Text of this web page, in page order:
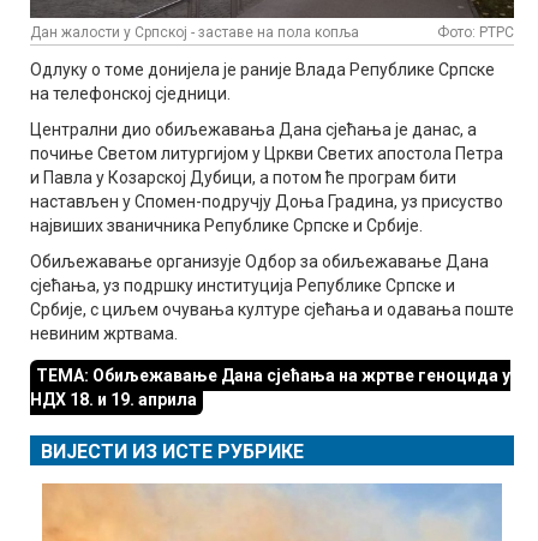
Дан жалости у Српској - заставе на пола копља Фото: РТРС
Одлуку о томе донијела је раније Влада Републике Српске
на телефонској сједници.
Централни дио обиљежавања Дана сјећања је данас, а
почиње Светом литургијом у Цркви Светих апостола Петра
и Павла у Козарској Дубици, а потом ће програм бити
настављен у Спомен-подручју Доња Градина, уз присуство
највиших званичника Републике Српске и Србије.
Обиљежавање организује Одбор за обиљежавање Дана
сјећања, уз подршку институција Републике Српске и
Србије, с циљем очувања културе сјећања и одавања поште
невиним жртвама.
ТЕМА: Обиљежавање Дана сјећања на жртве геноцида у
НДХ 18. и 19. априла
ВИЈЕСТИ ИЗ ИСТЕ РУБРИКЕ